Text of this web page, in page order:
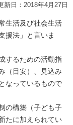
新日：2018年4月27日
生活及び社会生活
援法」と言いま
するための活動指
（目安）、見込み
なっているもので
の構築（子ども子
たに加えられてい